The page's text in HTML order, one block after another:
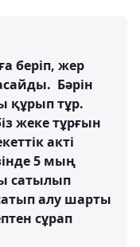
беріп, жер
Бәрін
құрып тұр.
жеке тұрғын
акті
5 мың
сатылып
алу шарты
сұрап